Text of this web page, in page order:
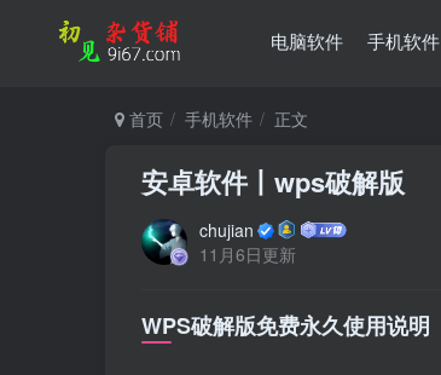
电脑软件 手机软件
首页 手机软件 正文
安卓软件丨wps破解版
chujian
11月6日更新
WPS破解版免费永久使用说明